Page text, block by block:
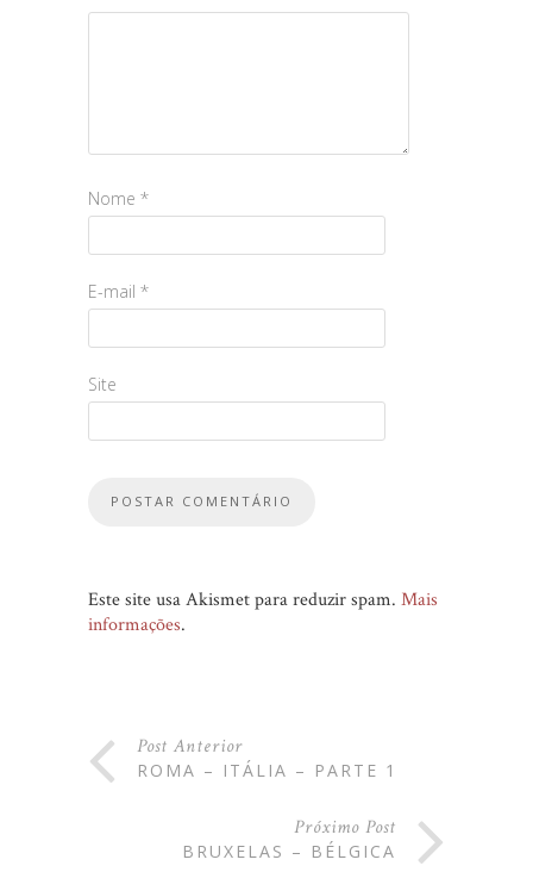
Nome *
E-mail *
Site
Este site usa Akismet para reduzir spam. Mais
informações.
Post Anterior
ROMA – ITÁLIA – PARTE 1
Próximo Post
BRUXELAS – BÉLGICA